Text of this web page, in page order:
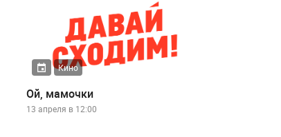
Кино
Ой, мамочки
13 апреля в 12:00